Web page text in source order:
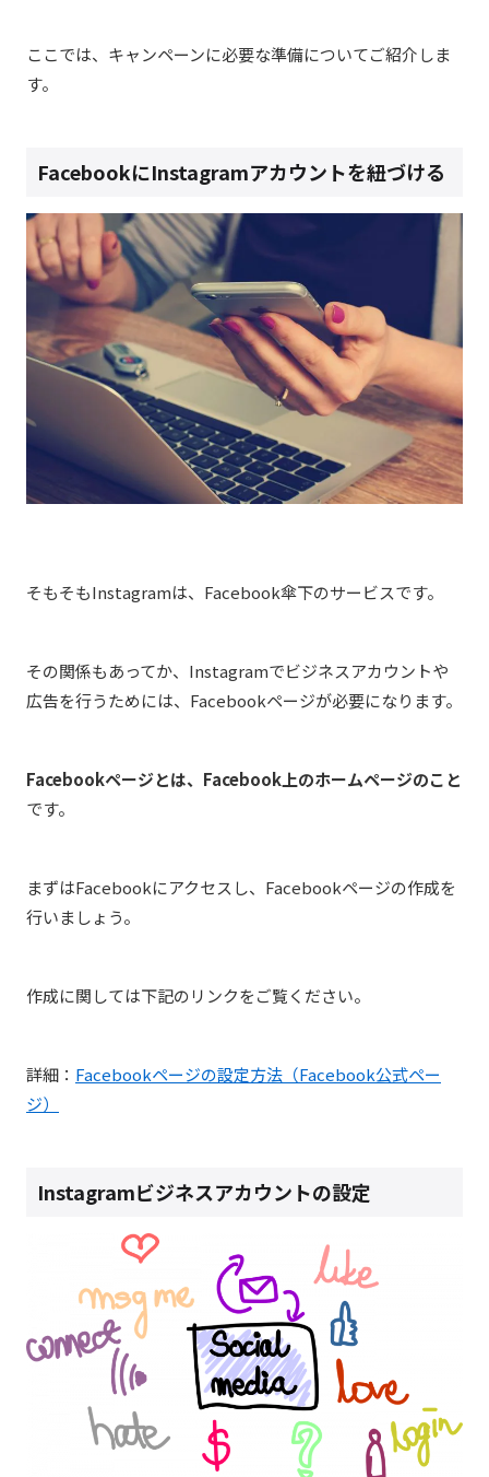
ここでは、キャンペーンに必要な準備についてご紹介しま
す。
FacebookにInstagramアカウントを紐づける
そもそもInstagramは、Facebook傘下のサービスです。
その関係もあってか、Instagramでビジネスアカウントや
広告を行うためには、Facebookページが必要になります。
Facebookページとは、Facebook上のホームページのこと
です。
まずはFacebookにアクセスし、Facebookページの作成を
行いましょう。
作成に関しては下記のリンクをご覧ください。
詳細： Facebookページの設定方法（Facebook公式ペー
ジ）
Instagramビジネスアカウントの設定